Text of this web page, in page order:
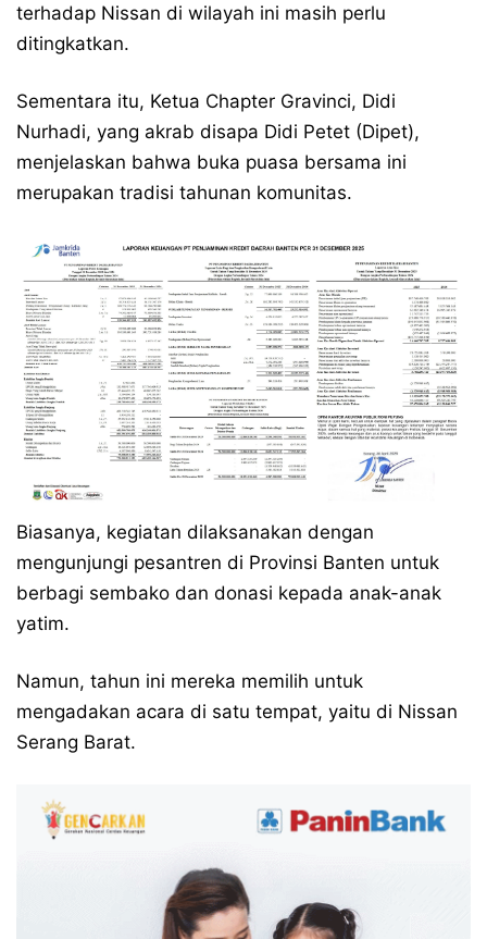
terhadap Nissan di wilayah ini masih perlu
ditingkatkan.
Sementara itu, Ketua Chapter Gravinci, Didi
Nurhadi, yang akrab disapa Didi Petet (Dipet),
menjelaskan bahwa buka puasa bersama ini
merupakan tradisi tahunan komunitas.
Biasanya, kegiatan dilaksanakan dengan
mengunjungi pesantren di Provinsi Banten untuk
berbagi sembako dan donasi kepada anak-anak
yatim.
Namun, tahun ini mereka memilih untuk
mengadakan acara di satu tempat, yaitu di Nissan
Serang Barat.